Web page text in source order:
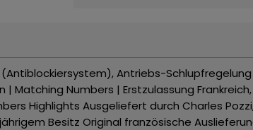
Antriebs-Schlupfregelung
Matching Numbers | Erstzulassung Frankreich,
Highlights Ausgeliefert durch Charles
Besitz Original französische